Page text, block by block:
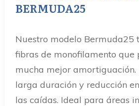
BERMUDA25
Nuestro modelo Bermuda25
fibras de monofilamento que
mucha mejor amortiguación.
larga duración y reducción
las caídas. Ideal para áreas